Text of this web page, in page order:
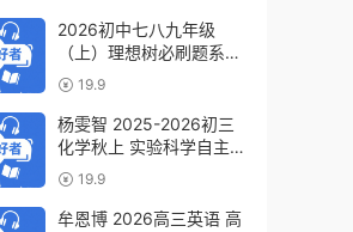
2026初中七八九年级
（上）理想树必刷题系列
百度网盘下载
19.9
杨雯智 2025-2026初三
化学秋上 实验科学自主学
习·TY·S（3期）百度网盘
下载
19.9
牟恩博 2026高三英语 高